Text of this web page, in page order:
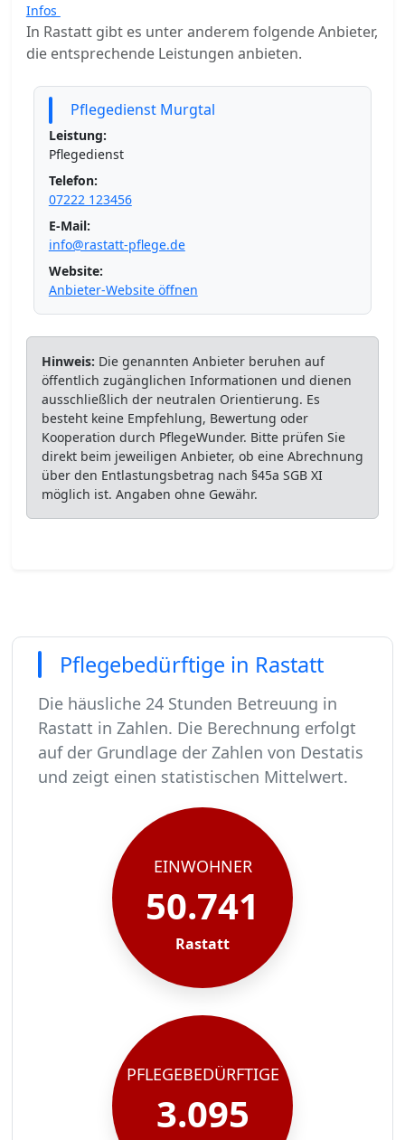
Infos
In Rastatt gibt es unter anderem folgende Anbieter,
die entsprechende Leistungen anbieten.
Pflegedienst Murgtal
Leistung:
Pflegedienst
Telefon:
07222 123456
E-Mail:
info@rastatt-pflege.de
Website:
Anbieter-Website öffnen
Hinweis: Die genannten Anbieter beruhen auf
öffentlich zugänglichen Informationen und dienen
ausschließlich der neutralen Orientierung. Es
besteht keine Empfehlung, Bewertung oder
Kooperation durch PflegeWunder. Bitte prüfen Sie
direkt beim jeweiligen Anbieter, ob eine Abrechnung
über den Entlastungsbetrag nach §45a SGB XI
möglich ist. Angaben ohne Gewähr.
Pflegebedürftige in Rastatt
Die häusliche 24 Stunden Betreuung in
Rastatt in Zahlen. Die Berechnung erfolgt
auf der Grundlage der Zahlen von Destatis
und zeigt einen statistischen Mittelwert.
In Rastatt leben rund 50741 Menschen.
Von diesen 50741 Einwohnern sind rund 3095
Ca. 495 dieser pflegebedürftigen Menschen
Der Großteil der Pflegebedürftigen in Rastatt,
EINWOHNER
50.741
Rastatt
PFLEGEBEDÜRFTIGE
3.095